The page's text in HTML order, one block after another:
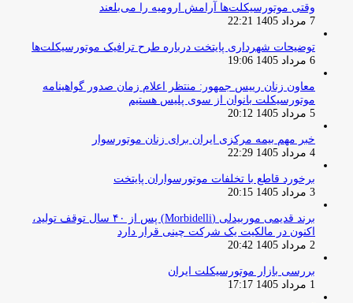
وقتی موتورسیکلت‌ها آرامش ارومیه را می‌بلعند
7 مرداد 1405 22:21
توضیحات شهرداری پایتخت درباره طرح ترافیک موتورسیکلت‌ها
6 مرداد 1405 19:06
معاون زنان رییس جمهور: منتظر اعلام زمان صدور گواهینامه
موتورسیکلت بانوان از سوی پلیس هستیم
5 مرداد 1405 20:12
خبر مهم بیمه مرکزی ایران برای زنان موتورسوار
4 مرداد 1405 22:29
برخورد قاطع با تخلفات موتورسواران پایتخت
3 مرداد 1405 20:15
برند قدیمی موربیدلی (Morbidelli) پس از ۴۰ سال توقف تولید،
اکنون در مالکیت یک شرکت چینی قرار دارد
2 مرداد 1405 20:42
بررسی بازار موتورسیکلت ایران
1 مرداد 1405 17:17